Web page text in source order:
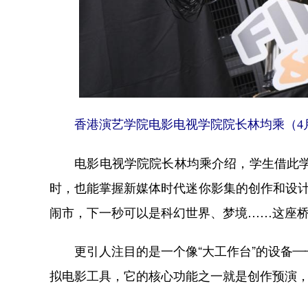
香港演艺学院电影电视学院院长林均乘（4
电影电视学院院长林均乘介绍，学生借此学
时，也能掌握新媒体时代迷你影集的创作和设
闹市，下一秒可以是科幻世界、梦境……这座
更引人注目的是一个像“大工作台”的设备
拟电影工具，它的核心功能之一就是创作预演